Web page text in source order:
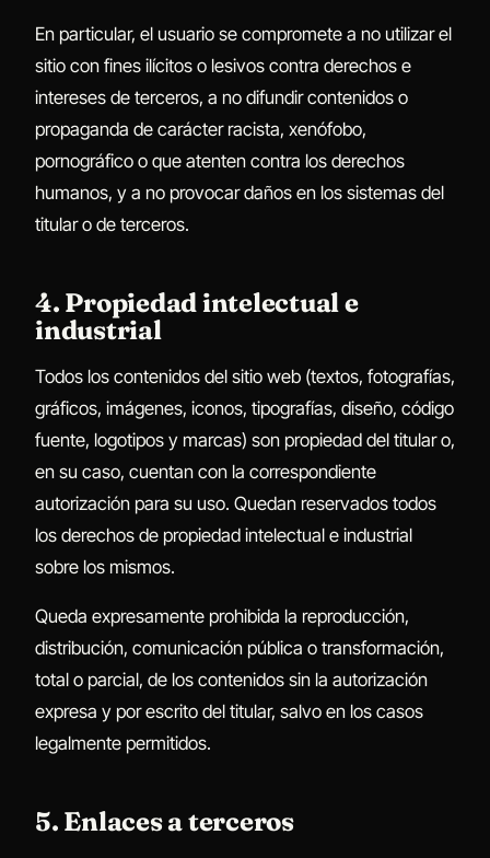
En particular, el usuario se compromete a no utilizar el
sitio con fines ilícitos o lesivos contra derechos e
intereses de terceros, a no difundir contenidos o
propaganda de carácter racista, xenófobo,
pornográfico o que atenten contra los derechos
humanos, y a no provocar daños en los sistemas del
titular o de terceros.
4. Propiedad intelectual e
industrial
Todos los contenidos del sitio web (textos, fotografías,
gráficos, imágenes, iconos, tipografías, diseño, código
fuente, logotipos y marcas) son propiedad del titular o,
en su caso, cuentan con la correspondiente
autorización para su uso. Quedan reservados todos
los derechos de propiedad intelectual e industrial
sobre los mismos.
Queda expresamente prohibida la reproducción,
distribución, comunicación pública o transformación,
total o parcial, de los contenidos sin la autorización
expresa y por escrito del titular, salvo en los casos
legalmente permitidos.
5. Enlaces a terceros